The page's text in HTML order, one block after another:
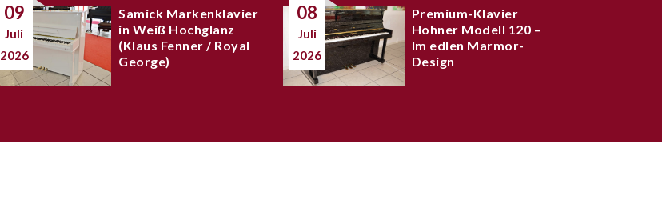
09
Juli
2026
Samick Markenklavier
in Weiß Hochglanz
(Klaus Fenner / Royal
George)
08
Juli
2026
Premium-Klavier
Hohner Modell 120 –
Im edlen Marmor-
Design